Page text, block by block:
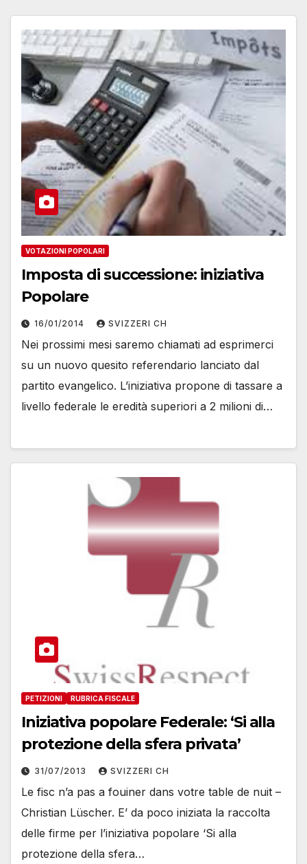
VOTAZIONI POPOLARI
Imposta di successione: iniziativa
Popolare
16/01/2014 SVIZZERI CH
Nei prossimi mesi saremo chiamati ad esprimerci
su un nuovo quesito referendario lanciato dal
partito evangelico. L’iniziativa propone di tassare a
livello federale le eredità superiori a 2 milioni di…
PETIZIONI RUBRICA FISCALE
Iniziativa popolare Federale: ‘Si alla
protezione della sfera privata’
31/07/2013 SVIZZERI CH
Le fisc n’a pas a fouiner dans votre table de nuit –
Christian Lüscher. E’ da poco iniziata la raccolta
delle firme per l’iniziativa popolare ‘Si alla
protezione della sfera…